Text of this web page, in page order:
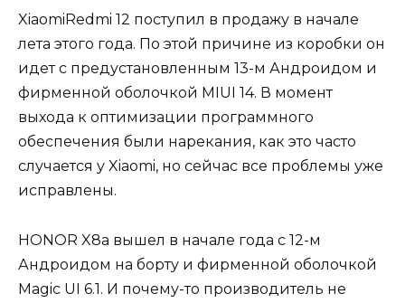
XiaomiRedmi 12 поступил в продажу в начале
лета этого года. По этой причине из коробки он
идет с предустановленным 13-м Андроидом и
фирменной оболочкой MIUI 14. В момент
выхода к оптимизации программного
обеспечения были нарекания, как это часто
случается у Xiaomi, но сейчас все проблемы уже
исправлены.
HONOR X8a вышел в начале года с 12-м
Андроидом на борту и фирменной оболочкой
Magic UI 6.1. И почему-то производитель не